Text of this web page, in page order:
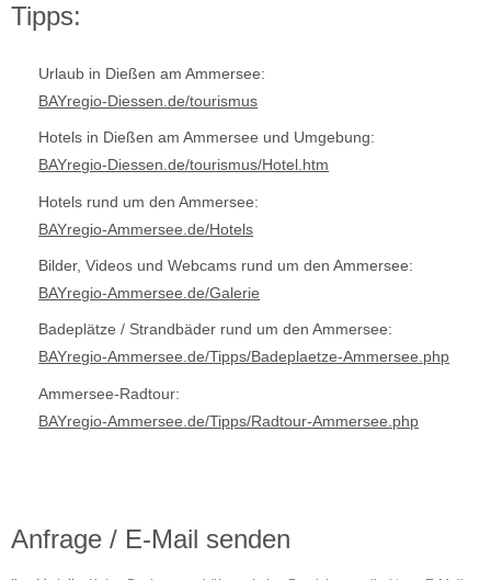
Tipps:
Urlaub in Dießen am Ammersee:
BAYregio-Diessen.de/tourismus
Hotels in Dießen am Ammersee und Umgebung:
BAYregio-Diessen.de/tourismus/Hotel.htm
Hotels rund um den Ammersee:
BAYregio-Ammersee.de/Hotels
Bilder, Videos und Webcams rund um den Ammersee:
BAYregio-Ammersee.de/Galerie
Badeplätze / Strandbäder rund um den Ammersee:
BAYregio-Ammersee.de/Tipps/Badeplaetze-Ammersee.php
Ammersee-Radtour:
BAYregio-Ammersee.de/Tipps/Radtour-Ammersee.php
Anfrage / E-Mail senden